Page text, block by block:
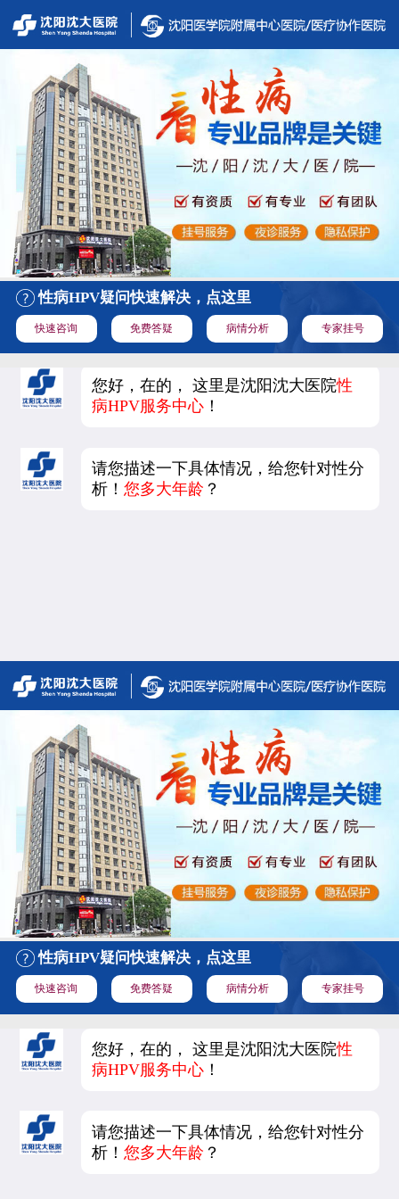
性病HPV疑问快速解决，点这里
快速咨询 免费答疑 病情分析 专家挂号
您好，在的， 这里是沈阳沈大医院性
病HPV服务中心 ！
请您描述一下具体情况，给您针对性分
析！您多大年龄 ？
性病HPV疑问快速解决，点这里
快速咨询 免费答疑 病情分析 专家挂号
您好，在的， 这里是沈阳沈大医院性
病HPV服务中心 ！
请您描述一下具体情况，给您针对性分
析！您多大年龄 ？